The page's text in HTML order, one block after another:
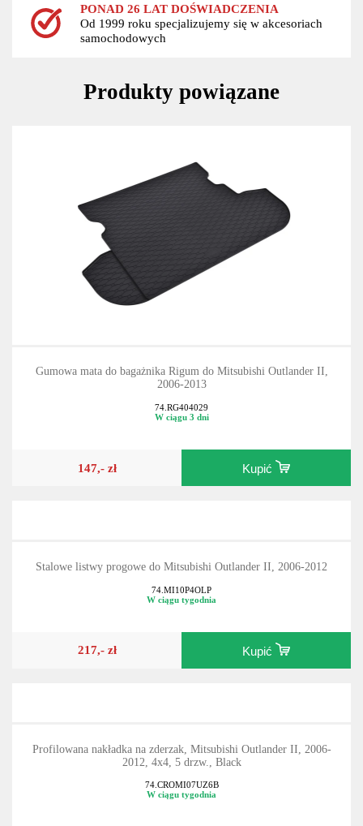
PONAD 26 LAT DOŚWIADCZENIA
Od 1999 roku specjalizujemy się w akcesoriach
samochodowych
Produkty powiązane
Gumowa mata do bagażnika Rigum do Mitsubishi Outlander II,
2006-2013
74.RG404029
W ciągu 3 dni
147,- zł Kupić
Stalowe listwy progowe do Mitsubishi Outlander II, 2006-2012
74.MI10P4OLP
W ciągu tygodnia
217,- zł Kupić
Profilowana nakładka na zderzak, Mitsubishi Outlander II, 2006-
2012, 4x4, 5 drzw., Black
74.CROMI07UZ6B
W ciągu tygodnia